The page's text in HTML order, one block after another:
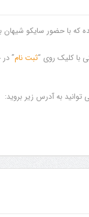
که با حضور سایکو شیهان
با کلیک روی “ثبت نام”
به آدرس زیر بروید: